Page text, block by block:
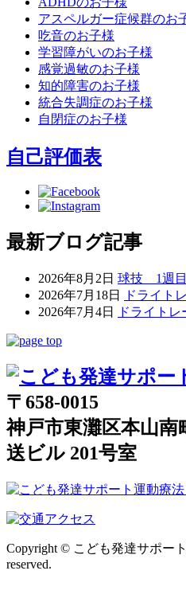
アスペルガー症候群のお
吃音のお子様
学習障がいのお子様
感覚過敏のお子様
知的障害のお子様
統合失調症のお子様
自閉症のお子様
自己評価表
最新ブログ記事
2026年8月2日 球技 1週目
2026年7月18日
ドライト
2026年7月4日
ドライト
〒658-0015
神戸市東灘区本山南
送ビル 201号室
Copyright © こども発達サポー
reserved.